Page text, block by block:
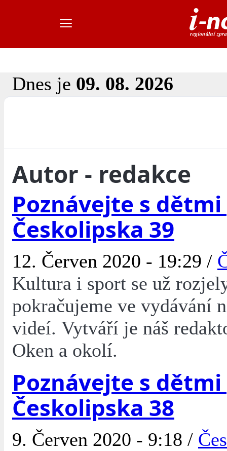
Dnes je 09. 08. 2026
Autor - redakce
Poznávejte s
Českolipska 39
12. Červen 2020 - 19:29 /
Kultura i sport se už
pokračujeme ve vydávání
videí. Vytváří je náš
Oken a okolí.
Poznávejte s
Českolipska 38
9. Červen 2020 - 9:18 /